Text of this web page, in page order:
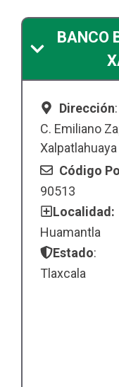
BANCO
Dirección:
C. Emiliano
Xalpatlahuaya
Código
90513
Localidad:
Huamantla
Estado:
Tlaxcala